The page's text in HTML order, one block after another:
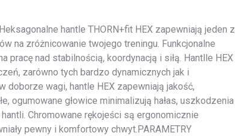
hantle THORN+fit HEX zapewniają jeden z
na zróżnicowanie twojego treningu. Funkcjonalne
pracę nad stabilnością, koordynacją i siłą. Hantlle HEX
zarówno tych bardzo dynamicznych jak i
doborze wagi, hantle HEX zapewniają jakość,
ogumowane głowice minimalizują hałas, uszkodzenia
Chromowane rękojeści są ergonomicznie
pewny i komfortowy chwyt.PARAMETRY